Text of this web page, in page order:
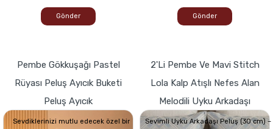
Gönder Gönder
Pembe Gökkuşağı Pastel
Rüyası Peluş Ayıcık Buketi
Peluş Ayıcık
Sevdiklerinizi mutlu edecek özel bir
2'li Pembe Ve Mavi Stitch
Lola Kalp Atışlı Nefes Alan
Melodili Uyku Arkadaşı
Sevimli Uyku Arkadaşı Peluş (30 cm) –